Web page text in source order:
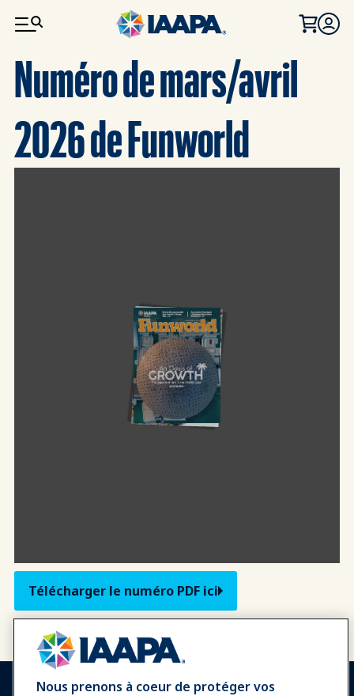
ALLER AU CONTENU PRINCIPAL
Numéro de mars/avril
2026 de Funworld
Télécharger le numéro PDF ici
Nous prenons à coeur de protéger vos